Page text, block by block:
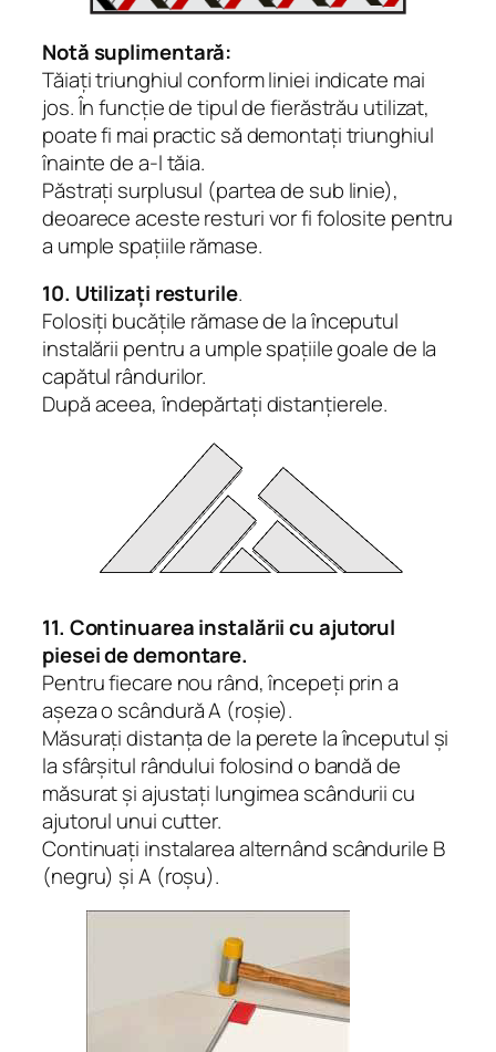
Notă suplimentară:
Tăiați triunghiul conform liniei indicate mai
jos. În funcție de tipul de fierăstrău utilizat,
poate fi mai practic să demontați triunghiul
înainte de a-l tăia.
Păstrați surplusul (partea de sub linie),
deoarece aceste resturi vor fi folosite pentru
a umple spațiile rămase.
10. Utilizați resturile.
Folosiți bucățile rămase de la începutul
instalării pentru a umple spațiile goale de la
capătul rândurilor.
După aceea, îndepărtați distanțierele.
11. Continuarea instalării cu ajutorul
piesei de demontare.
Pentru fiecare nou rând, începeți prin a
așeza o scândură A (roșie).
Măsurați distanța de la perete la începutul și
la sfârșitul rândului folosind o bandă de
măsurat și ajustați lungimea scândurii cu
ajutorul unui cutter.
Continuați instalarea alternând scândurile B
(negru) și A (roșu).